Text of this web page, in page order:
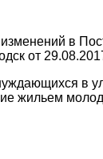
в
от
в
жильем